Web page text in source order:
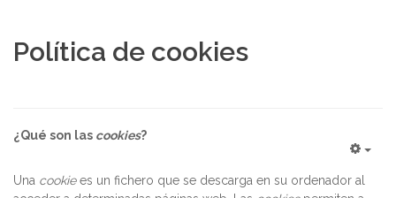
Política de cookies
¿Qué son las cookies?
Una cookiees un fichero que se descarga en su ordenador al